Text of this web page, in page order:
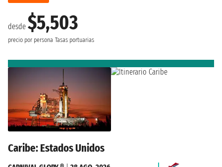
desde $5,503
precio por persona Tasas portuarias
Caribe: Estados Unidos